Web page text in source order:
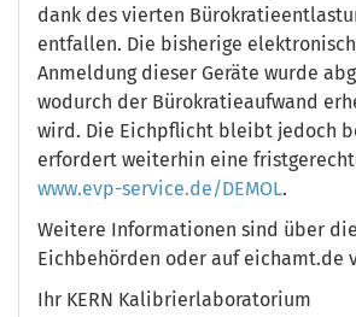
dank des vierten
entfallen. Die bisherige
Anmeldung dieser Geräte wurde
wodurch der Bürokratieaufwand
wird. Die Eichpflicht bleibt jedoch
erfordert weiterhin eine
www.evp-service.de/DEMOL.
Weitere Informationen sind über
Eichbehörden oder auf eichamt.de
Ihr KERN Kalibrierlaboratorium